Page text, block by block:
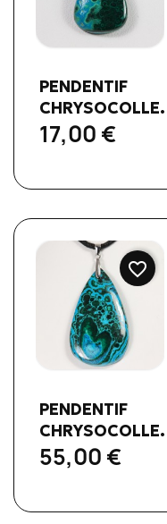
PENDENTIF
CHRYSOCOLLE...
17,00 €
PENDENTIF
CHRYSOCOLLE...
55,00 €
favorite_border